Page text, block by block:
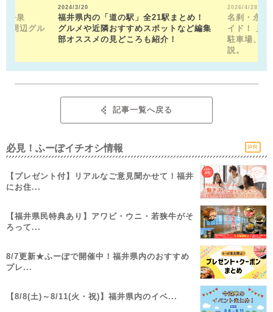
平泉
周辺グル
2024/3/20
福井県内の「道の駅」全21駅まとめ！
グルメや近隣おすすめスポットなど編集
部オススメの見どころも紹介！
2026/4/28
名刹・永平
イド！ 見
駐車場、お
説。
記事一覧へ戻る
必見！ふーぽイチオシ情報 PR
【プレゼント付】リアルなご意見聞かせて！福井
にお住...
【福井県民特典あり】アワビ・ウニ・若狭牛がそ
ろって...
8/7更新★ふーぽで開催中！福井県内のおすすめ
プレ...
【8/8(土)～8/11(火・祝)】福井県内のイベ...